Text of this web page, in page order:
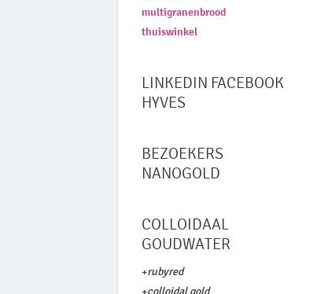
multigranenbrood
thuiswinkel
LINKEDIN FACEBOOK
HYVES
BEZOEKERS
NANOGOLD
COLLOIDAAL
GOUDWATER
+rubyred
+colloidal gold